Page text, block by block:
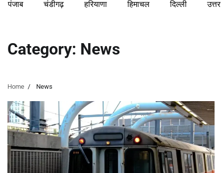
पंजाब चंडीगढ़ हरियाणा हिमाचल दिल्ली
Category: News
Home News